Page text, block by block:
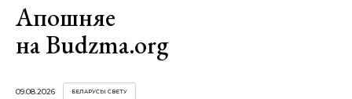
Апошняе
на Budzma.org
09.08.2026 БЕЛАРУСЫ СВЕТУ